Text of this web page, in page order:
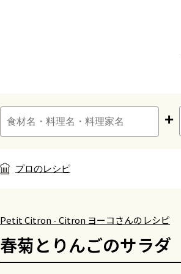
+
プロのレシピ
Petit Citron - Citron ヨーコさんのレシピ
春菊とりんごのサラダ